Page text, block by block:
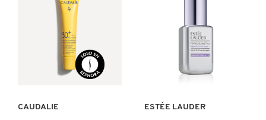
Ver más
CAUDALIE
Ver más
ESTÉE LAUDER